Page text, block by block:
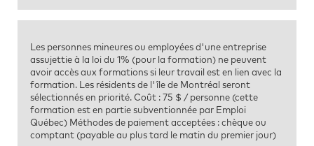
Les personnes mineures ou employées d'une entreprise
assujettie à la loi du 1% (pour la formation) ne peuvent
avoir accès aux formations si leur travail est en lien avec la
formation. Les résidents de l'île de Montréal seront
sélectionnés en priorité. Coût : 75 $ / personne (cette
formation est en partie subventionnée par Emploi
Québec) Méthodes de paiement acceptées : chèque ou
comptant (payable au plus tard le matin du premier jour)